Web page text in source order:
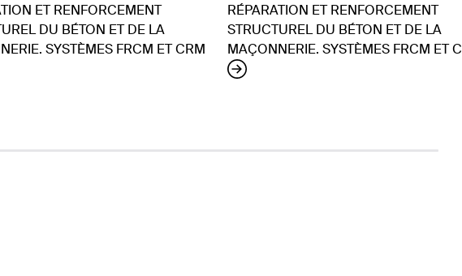
ET RENFORCEMENT
DU BÉTON ET DE LA
SYSTÈMES FRCM ET CRM
RÉPARATION ET RENFORCEMENT
STRUCTUREL DU BÉTON ET DE LA
MAÇONNERIE. SYSTÈMES FRCM ET